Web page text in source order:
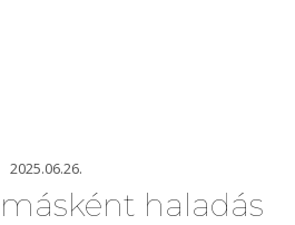
2025.06.26.
haladás